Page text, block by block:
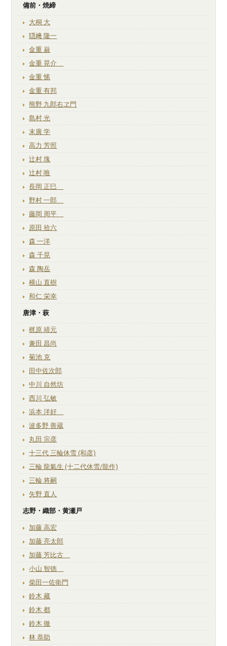
備前・焼締
大桐 大
隠﨑 隆一
金重 巌
金重 晃介
金重 愫
金重 有邦
熊野 九郎右ヱ門
島村 光
末廣 学
高力 芳照
辻村 塊
辻村 唯
長岡 正巳
野村 一郎
藤岡 周平
原田 拾六
森 一洋
森 千晃
森 陶岳
横山 直樹
和仁 栄幸
唐津・萩
梶原 靖元
兼田 昌尚
菊池 克
田中佐次郎
中川 自然坊
西川 弘敏
浜本 洋好
波多野 善蔵
丸田 宗彦
十三代 三輪休雪 (和彦)
三輪 龍氣生 (十二代休雪/龍作)
三輪 将嗣
矢野 直人
志野・織部・黄瀬戸
加藤 高宏
加藤 亮太郎
加藤 芳比古
小山 智徳
柴田一佐衛門
鈴木 藏
鈴木 都
鈴木 徹
林 恭助